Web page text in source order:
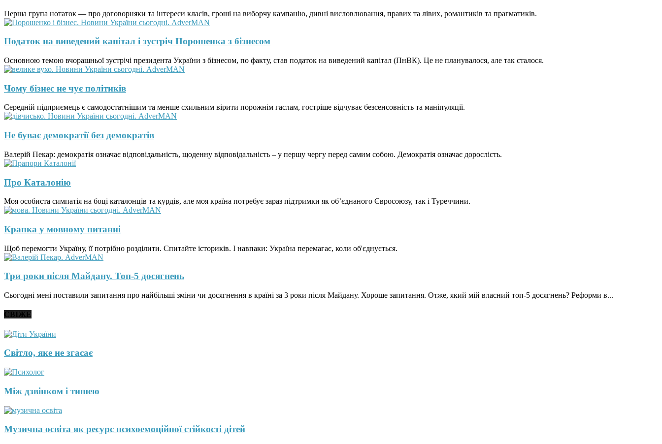
Перша група нотаток — про договорняки та інтереси класів, гроші на виборчу кампанію, дивні висловлювання, правих та лівих, романтиків та прагматиків.
Податок на виведений капітал і зустріч Порошенка з бізнесом
Основною темою вчорашньої зустрічі президента України з бізнесом, по факту, став податок на виведений капітал (ПнВК). Це не планувалося, але так сталося.
Чому бізнес не чує політиків
Середній підприємець є самодостатнішим та менше схильним вірити порожнім гаслам, гостріше відчуває безсенсовність та маніпуляції.
Не буває демократії без демократів
Валерій Пекар: демократія означає відповідальність, щоденну відповідальність – у першу чергу перед самим собою. Демократія означає дорослість.
Про Каталонію
Моя особиста симпатія на боці каталонців та курдів, але моя країна потребує зараз підтримки як об’єднаного Євросоюзу, так і Туреччини.
Крапка у мовному питанні
Щоб перемогти Україну, її потрібно розділити. Спитайте істориків. І навпаки: Україна перемагає, коли об'єднується.
Три роки після Майдану. Топ-5 досягнень
Сьогодні мені поставили запитання про найбільші зміни чи досягнення в країні за 3 роки після Майдану. Хороше запитання. Отже, який мій власний топ-5 досягнень? Реформи в...
СВІЖЕ
Світло, яке не згасає
Між дзвінком і тишею
Музична освіта як ресурс психоемоційної стійкості дітей